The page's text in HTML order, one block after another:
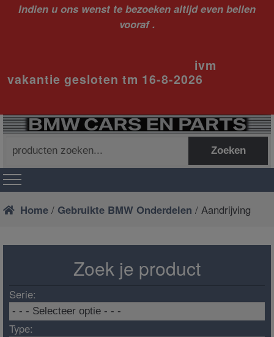
Indien u ons wenst te bezoeken altijd even bellen
vooraf .
ivm
vakantie gesloten tm 16-8-2026
naar:
Zoeken
Home / Gebruikte BMW Onderdelen / Aandrijving
Zoek je product
Serie:
Type: